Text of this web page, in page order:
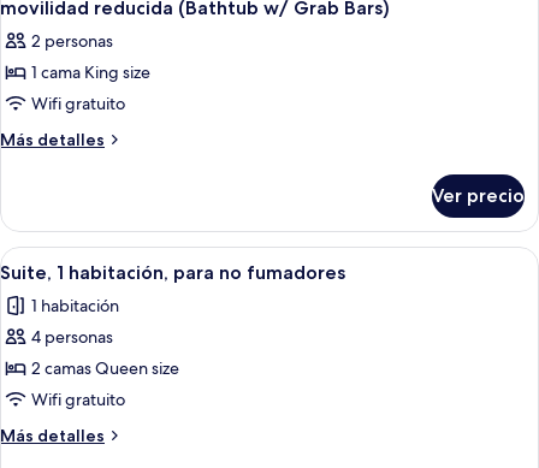
personas
con
movilidad
reducida
w/
para
personas
movilidad
reducida
(Bathtub
Bars)
las
fotos
de
Habitación,
1
size,
acceso
para
personas
con
movilidad
reducida
(Bathtub
w/
movilidad reducida (Bathtub w/ Grab Bars)
2 personas
1 cama King size
Wifi gratuito
Más detalles
Más
1
cama
King
acceso
para
con
movilidad
(Bathtub
Ver precio
Abrir
todas
las
fotos
de
Suite,
1
habitación,
Una habitación de hotel con dos
3
Suite, 1 habitación, para no fumadores
1 habitación
4 personas
2 camas Queen size
Wifi gratuito
Más detalles
Más